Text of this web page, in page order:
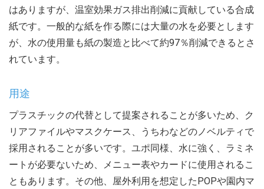
はありますが、温室効果ガス排出削減に貢献している合成
紙です。一般的な紙を作る際には大量の水を必要とします
が、水の使用量も紙の製造と比べて約97％削減できるとさ
れています。
用途
プラスチックの代替として提案されることが多いため、ク
リアファイルやマスクケース、うちわなどのノベルティで
採用されることが多いです。ユポ同様、水に強く、ラミネ
ートが必要ないため、メニュー表やカードに使用されるこ
ともあります。その他、屋外利用を想定したPOPや園内マ